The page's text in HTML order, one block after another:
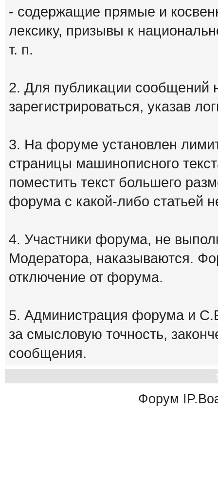
- содержащие прямые и
лексику, призывы к
т. п.
2. Для публикации сообщений
зарегистрироваться, указав
3. На форуме установлен
страницы машинописного
поместить текст большего
форума с какой-либо статьей
4. Участники форума, не
Модератора, наказываются.
отключение от форума.
5. Администрация форума и
за смысловую точность,
сообщения.
Форум